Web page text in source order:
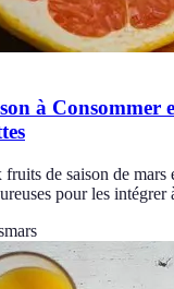
à Consommer
de saison de mars
pour les
mars